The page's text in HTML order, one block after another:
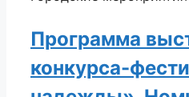
Программа
конкурса-